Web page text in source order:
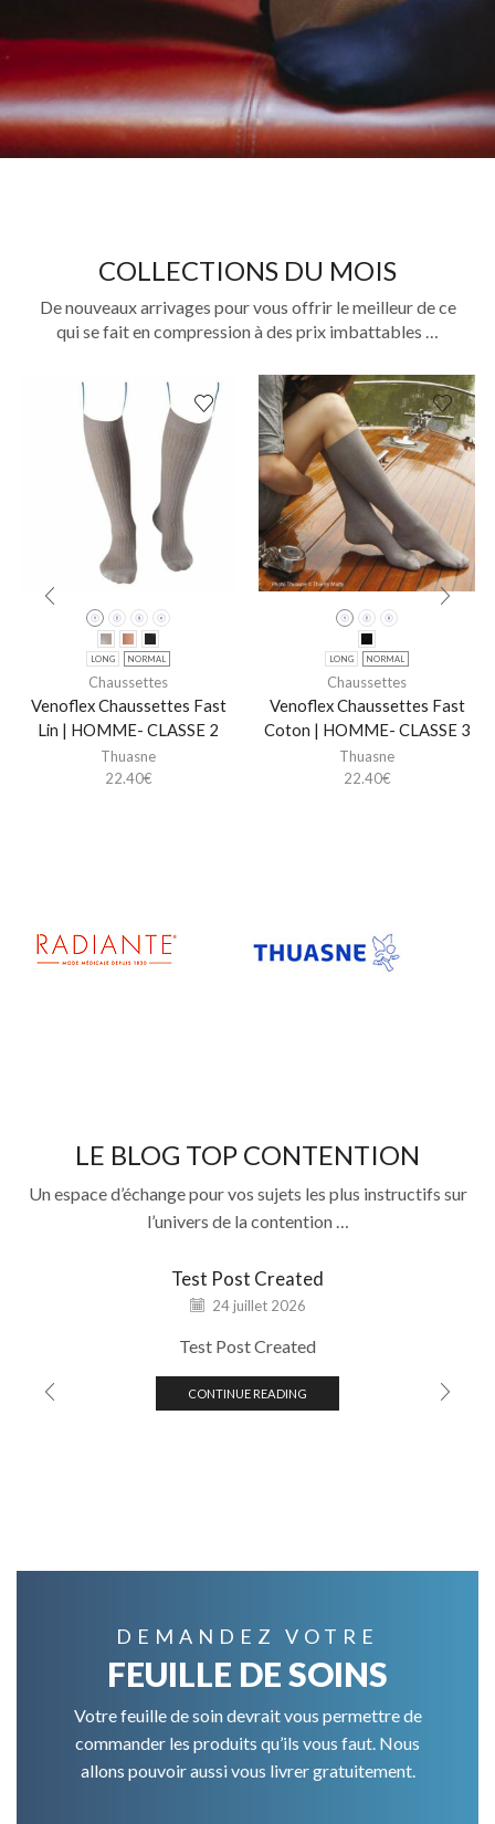
COLLECTIONS DU MOIS
De nouveaux arrivages pour vous offrir le meilleur de ce
qui se fait en compression à des prix imbattables …
LONG NORMAL
Chaussettes
Venoflex Chaussettes Fast
Lin | HOMME- CLASSE 2
Thuasne
22.40€
LONG NORMAL
Chaussettes
Venoflex Chaussettes Fast
Coton | HOMME- CLASSE 3
Thuasne
22.40€
LE BLOG TOP CONTENTION
Un espace d’échange pour vos sujets les plus instructifs sur
l’univers de la contention …
Test Post Created
24 juillet 2026
Test Post Created
CONTINUE READING
DEMANDEZ VOTRE
FEUILLE DE SOINS
Votre feuille de soin devrait vous permettre de
commander les produits qu’ils vous faut. Nous
allons pouvoir aussi vous livrer gratuitement.